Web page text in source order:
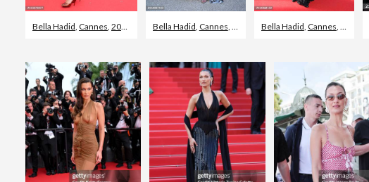
Bella Hadid, Cannes, 2024 Bella Hadid, Cannes, 2024 Bella Hadid, Cannes, 2024